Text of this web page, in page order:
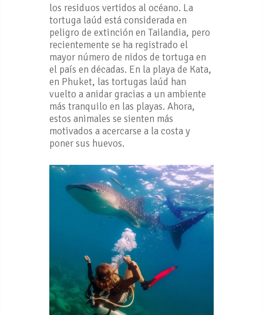
los residuos vertidos al océano. La
tortuga laúd está considerada en
peligro de extinción en Tailandia, pero
recientemente se ha registrado el
mayor número de nidos de tortuga en
el país en décadas. En la playa de Kata,
en Phuket, las tortugas laúd han
vuelto a anidar gracias a un ambiente
más tranquilo en las playas. Ahora,
estos animales se sienten más
motivados a acercarse a la costa y
poner sus huevos.